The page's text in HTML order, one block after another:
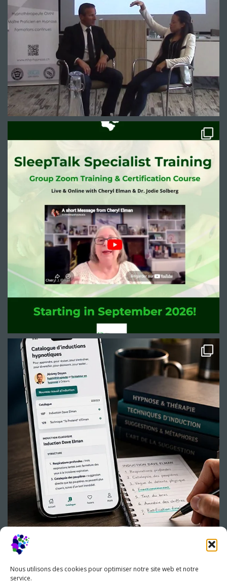
Nous utilisons des cookies pour optimiser notre site web et notre
service.